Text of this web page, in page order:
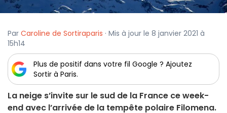
Par Caroline de Sortiraparis · Mis à jour le 8 janvier 2021 à
15h14
Plus de positif dans votre fil Google ? Ajoutez
Sortir à Paris.
La neige s’invite sur le sud de la France ce week-
end avec l’arrivée de la tempête polaire Filomena.